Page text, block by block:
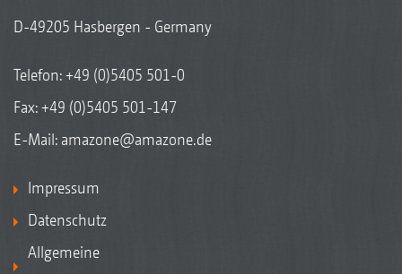
D-49205 Hasbergen - Germany
Telefon:+49 (0)5405 501-0
Fax: +49 (0)5405 501-147
E-Mail: amazone@amazone.de
Impressum
Datenschutz
Allgemeine